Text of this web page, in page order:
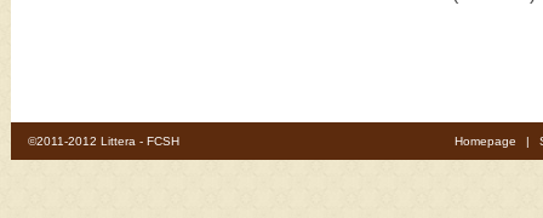
©2011-2012 Littera - FCSH Homepage |